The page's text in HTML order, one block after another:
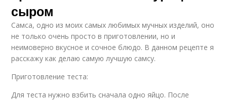
сыром
Самса, одно из моих самых любимых мучных изделий, оно
не только очень просто в приготовлении, но и
неимоверно вкусное и сочное блюдо. В данном рецепте я
расскажу как делаю самую лучшую самсу.
Приготовление теста:
Для теста нужно взбить сначала одно яйцо. После